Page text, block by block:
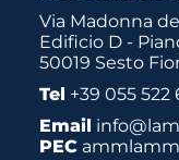
Via Madonna
Edificio D -
50019 Sesto
Tel +39 055 522
Email
PEC